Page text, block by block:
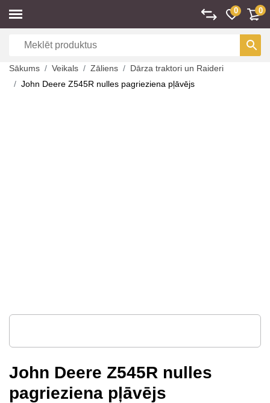
0 0
Sākums Veikals Zāliens
Dārza traktori un Raideri
John Deere Z545R nulles pagrieziena pļāvējs
John Deere Z545R nulles
pagrieziena pļāvējs